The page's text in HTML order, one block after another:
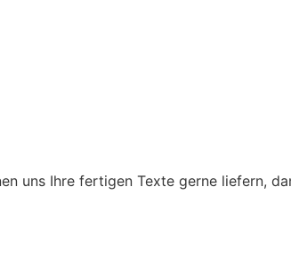
uns Ihre fertigen Texte gerne liefern,